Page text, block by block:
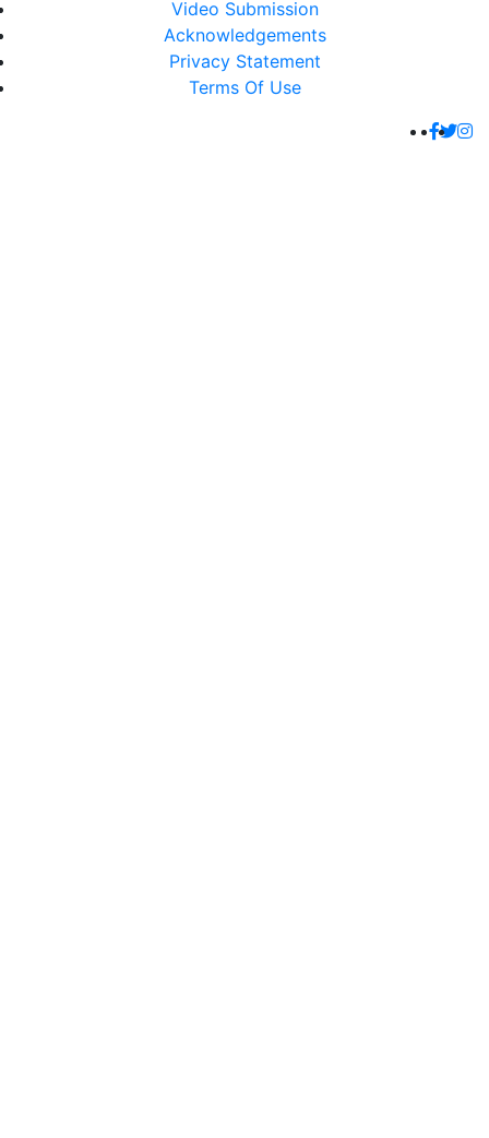
Video Submission
Acknowledgements
Privacy Statement
Terms Of Use